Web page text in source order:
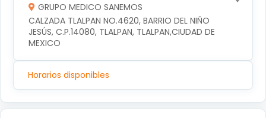
GRUPO MEDICO SANEMOS
CALZADA TLALPAN NO.4620, BARRIO DEL NIÑO
JESÚS, C.P.14080, TLALPAN, TLALPAN,CIUDAD DE
MEXICO
Horarios disponibles